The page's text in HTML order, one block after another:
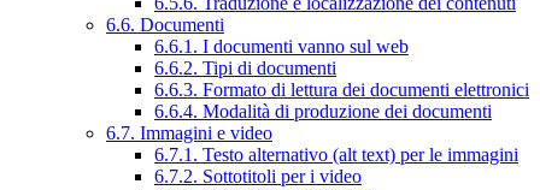
6.6. Documenti
6.6.1. I documenti vanno sul web
6.6.2. Tipi di documenti
6.6.3. Formato di lettura dei documenti elettronici
6.6.4. Modalità di produzione dei documenti
6.7. Immagini e video
6.7.1. Testo alternativo (alt text) per le immagini
6.7.2. Sottotitoli per i video